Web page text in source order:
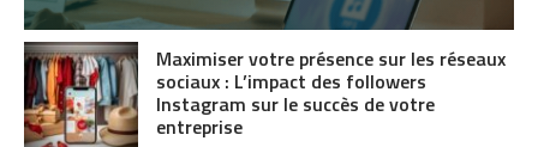
Maximiser votre présence sur les réseaux
sociaux : L’impact des followers
Instagram sur le succès de votre
entreprise